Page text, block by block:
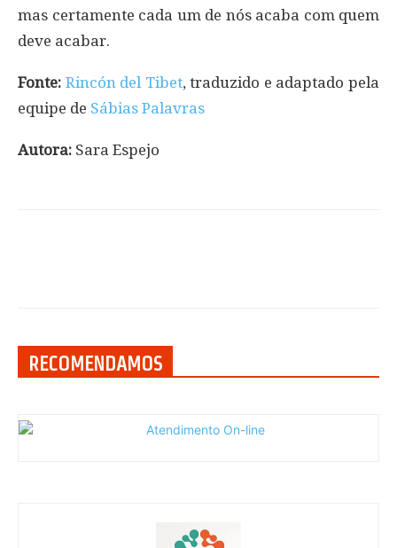
mas certamente cada um de nós acaba com quem
deve acabar.
Fonte: Rincón del Tibet, traduzido e adaptado pela
equipe de Sábias Palavras
Autora: Sara Espejo
RECOMENDAMOS